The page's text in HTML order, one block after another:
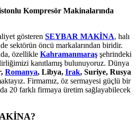
Kompresör Makinalarında
gösteren SEYBAR MAKİNA, halı
sektörün öncü markalarından biridir.
özellikle Kahramanmaraş şehrindeki
kanıtlamış bulunuyoruz. Dünya
Romanya, Libya, Irak, Suriye, Rusya
Firmamız, öz sermayesi güçlü bir
20 farklı firmaya üretim sağlayabilecek